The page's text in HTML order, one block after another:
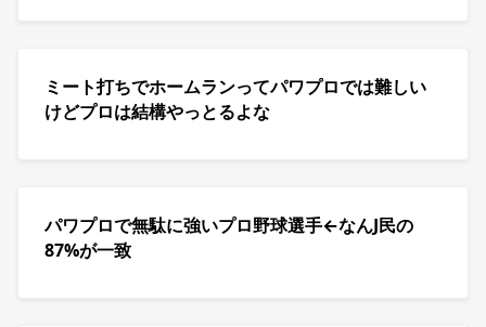
ミート打ちでホームランってパワプロでは難しい
けどプロは結構やっとるよな
パワプロで無駄に強いプロ野球選手←なんJ民の
87%が一致